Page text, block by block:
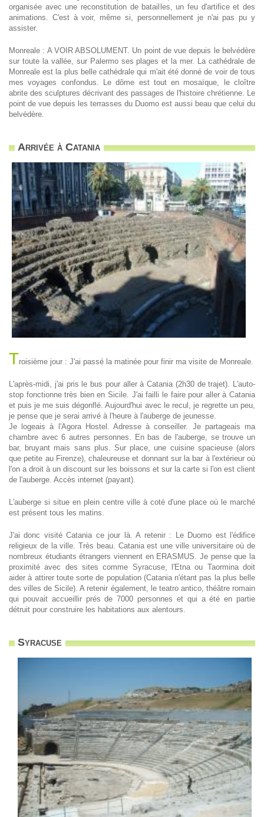
organisée avec une reconstitution de batailles, un feu d'artifice et des
animations. C'est à voir, même si, personnellement je n'ai pas pu y
assister.
Monreale : A VOIR ABSOLUMENT. Un point de vue depuis le belvédère
sur toute la vallée, sur Palermo ses plages et la mer. La cathédrale de
Monreale est la plus belle cathédrale qui m'ait été donné de voir de tous
mes voyages confondus. Le dôme est tout en mosaïque, le cloître
abrite des sculptures décrivant des passages de l'histoire chrétienne. Le
point de vue depuis les terrasses du Duomo est aussi beau que celui du
belvédère.
Arrivée à Catania
Troisième jour : J'ai passé la matinée pour finir ma visite de Monreale.
L'après-midi, j'ai pris le bus pour aller à Catania (2h30 de trajet). L'auto-
stop fonctionne très bien en Sicile. J'ai failli le faire pour aller à Catania
et puis je me suis dégonflé. Aujourd'hui avec le recul, je regrette un peu,
je pense que je serai arrivé à l'heure à l'auberge de jeunesse.
Je logeais à l'Agora Hostel. Adresse à conseiller. Je partageais ma
chambre avec 6 autres personnes. En bas de l'auberge, se trouve un
bar, bruyant mais sans plus. Sur place, une cuisine spacieuse (alors
que petite au Firenze), chaleureuse et donnant sur la bar à l'extérieur où
l'on a droit à un discount sur les boissons et sur la carte si l'on est client
de l'auberge. Accès internet (payant).
L'auberge si situe en plein centre ville à coté d'une place où le marché
est présent tous les matins.
J'ai donc visité Catania ce jour là. A retenir : Le Duomo est l'édifice
religieux de la ville. Très beau. Catania est une ville universitaire où de
nombreux étudiants étrangers viennent en ERASMUS. Je pense que la
proximité avec des sites comme Syracuse, l'Etna ou Taormina doit
aider à attirer toute sorte de population (Catania n'étant pas la plus belle
des villes de Sicile). A retenir également, le teatro antico, théâtre romain
qui pouvait accueillir prés de 7000 personnes et qui a été en partie
détruit pour construire les habitations aux alentours.
Syracuse